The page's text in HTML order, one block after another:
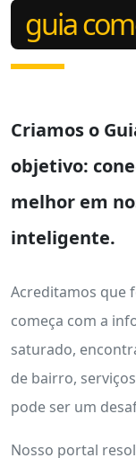
guia
Criamos o
objetivo:
melhor em
inteligente.
Acreditamos que
começa com a
saturado,
de bairro,
pode ser um
Nosso portal